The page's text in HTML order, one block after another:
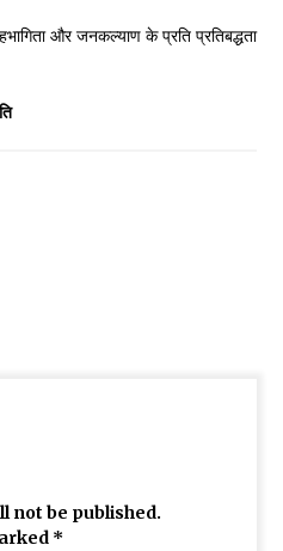
और जनकल्याण के प्रति प्रतिबद्धता
not be published.
*